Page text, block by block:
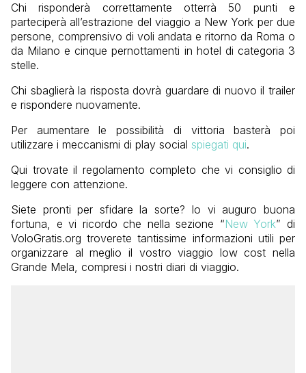
Chi risponderà correttamente otterrà 50 punti e
parteciperà all’estrazione del viaggio a New York per due
persone, comprensivo di voli andata e ritorno da Roma o
da Milano e cinque pernottamenti in hotel di categoria 3
stelle.
Chi sbaglierà la risposta dovrà guardare di nuovo il trailer
e rispondere nuovamente.
Per aumentare le possibilità di vittoria basterà poi
utilizzare i meccanismi di play social spiegati qui.
Qui trovate il regolamento completo che vi consiglio di
leggere con attenzione.
Siete pronti per sfidare la sorte? Io vi auguro buona
fortuna, e vi ricordo che nella sezione “New York” di
VoloGratis.org troverete tantissime informazioni utili per
organizzare al meglio il vostro viaggio low cost nella
Grande Mela, compresi i nostri diari di viaggio.